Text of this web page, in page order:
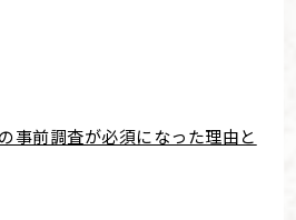
事前調査が必須になった理由と